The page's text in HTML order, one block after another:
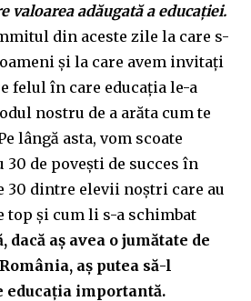
valoarea adăugată a educației.
din aceste zile la care s-
și la care avem invitați
felul în care educația le-a
nostru de a arăta cum te
lângă asta, vom scoate
30 de povești de succes în
30 dintre elevii noștri care au
top și cum li s-a schimbat
dacă aș avea o jumătate de
aș putea să-l
educația importantă.